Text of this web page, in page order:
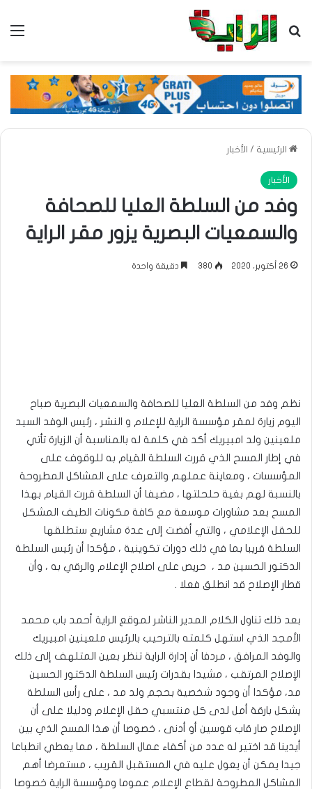
بحث عن
الرئيسية / الأخبار
الأخبار
وفد من السلطة العليا للصحافة
والسمعيات البصرية يزور مقر الراية
26 أكتوبر، 2020 380 دقيقة واحدة
نظم وفد من السلطة العليا للصحافة والسمعيات البصرية صباح
اليوم زيارة لمقر مؤسسة الراية للإعلام و النشر ، رئيس الوفد السيد
ملعينين ولد امبيريك أكد في كلمة له بالمناسبة أن الزيارة تأتي
في إطار المسح الذي قررت السلطة القيام به للوقوف على
المؤسسات ، ومعاينة عملهم والتعرف على المشاكل المطروحة
بالنسبة لهم بغية حلحلتها ، مضيفا أن السلطة قررت القيام بهذا
المسح بعد مشاورات موسعة مع كافة مكونات الطيف المشكل
للحقل الإعلامي ، والتي أفضت إلى عدة مشاريع ستطلقها
السلطة قريبا بما في ذلك دورات تكوينية ، مؤكدا أن رئيس السلطة
الدكتور الحسين مد ، حريص على اصلاح الإعلام والرقي به ، وأن
قطار الإصلاح قد انطلق فعلا .
بعد ذلك تناول الكلام المدير الناشر لموقع الراية أحمد باب محمد
الأمجد الذي استهل كلمته بالترحيب بالرئيس ملعينين امبيريك
والوفد المرافق ، مردفا أن إدارة الراية تنظر بعين المتلهف إلى ذلك
الإصلاح المرتقب ، مشيدا بقدرات رئيس السلطة الدكتور الحسين
مد، مؤكدا أن وجود شخصية بحجم ولد مد ، على رأس السلطة
يشكل بارقة أمل لدى كل منتسبي حقل الإعلام ودليلا على أن
الإصلاح صار قاب قوسين أو أدنى ، خصوصا أن هذا المسح الذي بين
أيدينا قد اختير له عدد من أكفاء عمال السلطة ، مما يعطي انطباعا
جيدا يمكن أن يعول عليه في المستقبل القريب ، مستعرضا أهم
المشاكل المطروحة لقطاع الإعلام عموما ومؤسسة الراية خصوصا